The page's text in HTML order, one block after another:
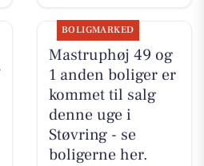
BOLIGMARKED
Mastruphøj 49 og
1 anden boliger er
kommet til salg
denne uge i
Støvring - se
boligerne her.